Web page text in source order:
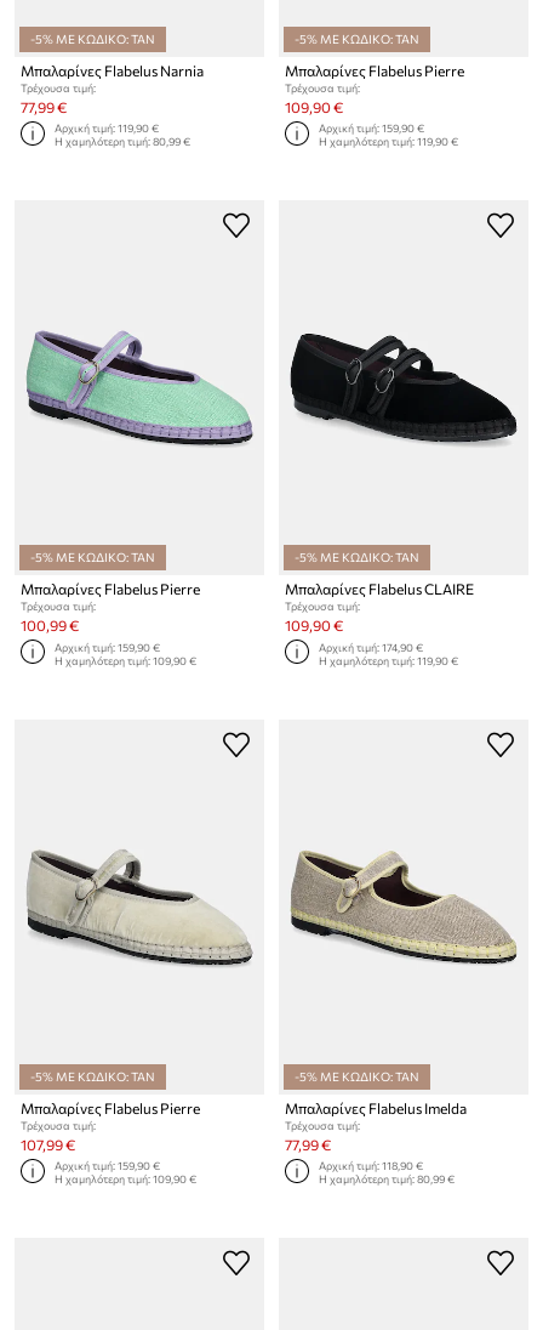
-5% ΜΕ ΚΩΔΙΚΟ: TAN
Μπαλαρίνες Flabelus Narnia
Τρέχουσα τιμή:
77,99 €
Αρχική τιμή:119,90 €
Η χαμηλότερη τιμή:80,99 €
-5% ΜΕ ΚΩΔΙΚΟ: TAN
Μπαλαρίνες Flabelus Pierre
Τρέχουσα τιμή:
109,90 €
Αρχική τιμή:159,90 €
Η χαμηλότερη τιμή:119,90 €
-5% ΜΕ ΚΩΔΙΚΟ: TAN
Μπαλαρίνες Flabelus Pierre
Τρέχουσα τιμή:
100,99 €
Αρχική τιμή:159,90 €
Η χαμηλότερη τιμή:109,90 €
-5% ΜΕ ΚΩΔΙΚΟ: TAN
Μπαλαρίνες Flabelus CLAIRE
Τρέχουσα τιμή:
109,90 €
Αρχική τιμή:174,90 €
Η χαμηλότερη τιμή:119,90 €
-5% ΜΕ ΚΩΔΙΚΟ: TAN
Μπαλαρίνες Flabelus Pierre
Τρέχουσα τιμή:
107,99 €
Αρχική τιμή:159,90 €
Η χαμηλότερη τιμή:109,90 €
-5% ΜΕ ΚΩΔΙΚΟ: TAN
Μπαλαρίνες Flabelus Imelda
Τρέχουσα τιμή:
77,99 €
Αρχική τιμή:118,90 €
Η χαμηλότερη τιμή:80,99 €